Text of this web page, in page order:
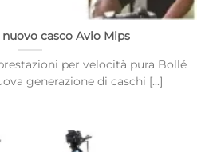
casco Avio Mips
per velocità pura Bollé
generazione di caschi [...]